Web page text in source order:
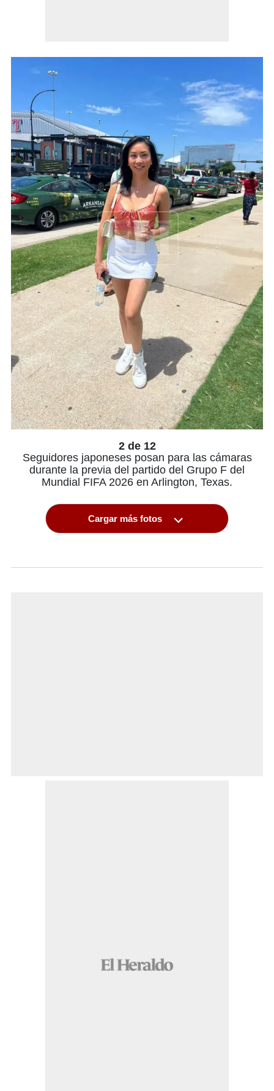
2 de 12
Seguidores japoneses posan para las cámaras
durante la previa del partido del Grupo F del
Mundial FIFA 2026 en Arlington, Texas.
Cargar más fotos